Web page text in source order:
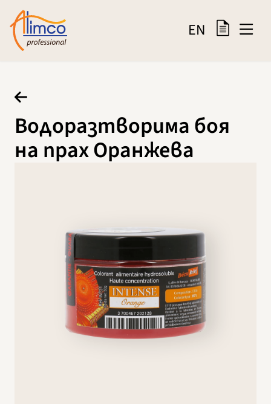
EN
Водоразтворима боя
на прах Оранжева